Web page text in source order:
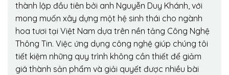
thành lập đầu tiên bởi anh Nguyễn Duy Khánh, với
mong muốn xây dựng một hệ sinh thái cho ngành
hoa tươi tại Việt Nam dựa trên nền tảng Công Nghệ
Thông Tin. Việc ứng dụng công nghệ giúp chúng tôi
tiết kiệm những quy trình không cần thiết để giảm
giá thành sản phẩm và giải quyết được nhiều bài